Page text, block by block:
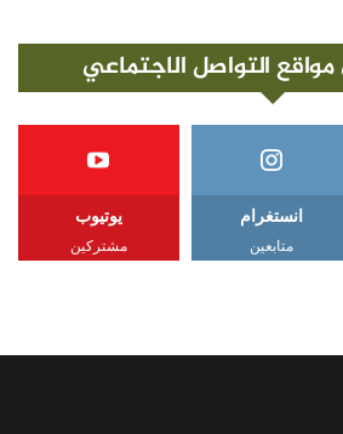
التواصل الاجتماعي
انستغرام
متابعين
يوتيوب
مشتركين